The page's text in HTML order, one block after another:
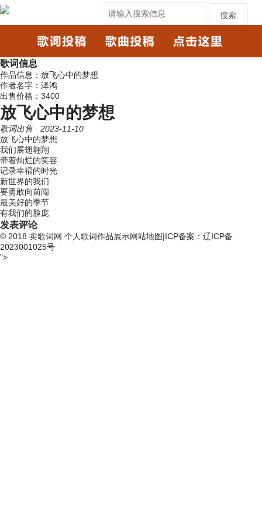
搜索
歌词信息
作品信息：放飞心中的梦想
作者名字：泽鸿
出售价格：3400
放飞心中的梦想
歌词出售· 2023-11-10
放飞心中的梦想
我们展翅翱翔
带着灿烂的笑容
记录幸福的时光
新世界的我们
要勇敢向前闯
最美好的季节
有我们的脸庞
发表评论
© 2018 卖歌词网 个人歌词作品展示网站地图|ICP备案：辽ICP备
2023001025号
">